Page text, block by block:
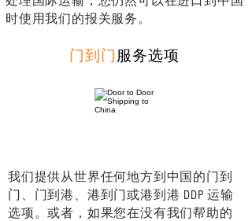
时使用我们的报关服务。
门到门 服务选项
我们提供从世界任何地方到中国的门到
门、门到港、港到门或港到港 DDP 运输
选项。或者，如果您在没有我们帮助的